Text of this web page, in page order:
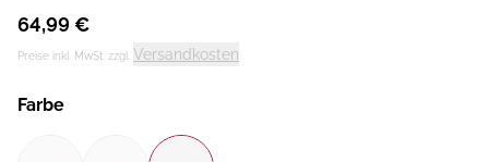
64,99 €
Preise inkl. MwSt. zzgl. Versandkosten
Farbe